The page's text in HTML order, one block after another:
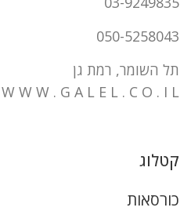
050-5258043
תל השומר, רמת גן
W W W . G A L E L . C O . I L
קטלוג
כורסאות